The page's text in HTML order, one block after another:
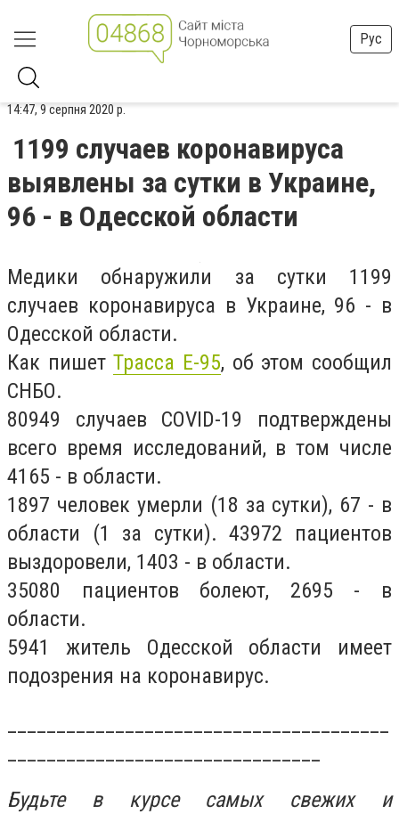
Рус
14:47, 9 серпня 2020 р.
1199 случаев коронавируса
выявлены за сутки в Украине,
96 - в Одесской области
Медики обнаружили за сутки 1199
случаев коронавируса в Украине, 96 - в
Одесской области.
Как пишетТрасса Е-95, об этом сообщил
СНБО.
80949 случаев COVID-19 подтверждены
всего время исследований, в том числе
4165 - в области.
1897 человек умерли (18 за сутки), 67 - в
области (1 за сутки). 43972 пациентов
выздоровели, 1403 - в области.
35080 пациентов болеют, 2695 - в
области.
5941 житель Одесской области имеет
подозрения на коронавирус.
Будьте в курсе самых свежих и